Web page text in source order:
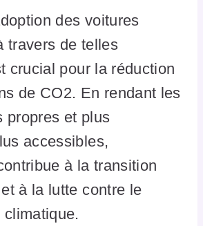
des voitures
travers de telles
crucial pour la réduction
de CO2. En rendant les
propres et plus
accessibles,
à la transition
à la lutte contre le